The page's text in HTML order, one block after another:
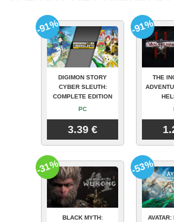
DIGIMON STORY
CYBER SLEUTH:
COMPLETE EDITION
PC
3.39 €
-91%
THE
-91%
BLACK MYTH:
-31%
AVATAR:
-53%